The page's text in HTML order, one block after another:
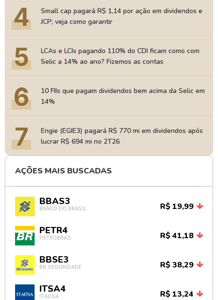
4
Small cap pagará R$ 1,14 por ação em dividendos e
JCP; veja como garantir
5
LCAs e LCIs pagando 110% do CDI ficam como com
Selic a 14% ao ano? Fizemos as contas
6
10 FIIs que pagam dividendos bem acima da Selic em
14%
7
Engie (EGIE3) pagará R$ 770 mi em dividendos após
lucrar R$ 694 mi no 2T26
AÇÕES MAIS BUSCADAS
BBAS3
BANCO DO BRASIL R$ 19,99
PETR4
PETROBRAS R$ 41,18
BBSE3
BB SEGURIDADE R$ 38,29
ITSA4
ITAÚSA R$ 13,24